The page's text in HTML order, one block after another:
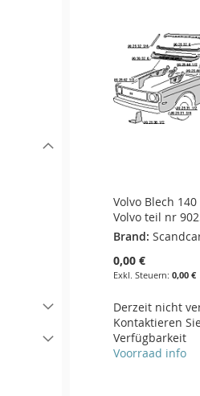
Volvo Blech
Volvo teil nr
Brand:
0,00 €
0,00 €
Derzeit nicht
Kontaktieren
Verfügbarkeit
Voorraad info